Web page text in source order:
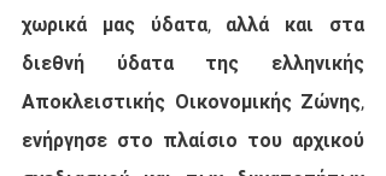
χωρικά μας ύδατα, αλλά και στα
διεθνή ύδατα της ελληνικής
Αποκλειστικής Οικονομικής Ζώνης,
ενήργησε στο πλαίσιο του αρχικού